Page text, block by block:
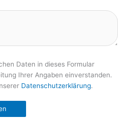
Daten in dieses Formular
Ihrer Angaben einverstanden.
Datenschutzerklärung.